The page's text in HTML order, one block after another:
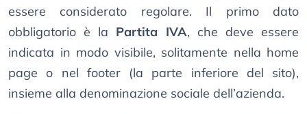
essere considerato regolare. Il primo dato
obbligatorio è la Partita IVA, che deve essere
indicata in modo visibile, solitamente nella home
page o nel footer (la parte inferiore del sito),
insieme alla denominazione sociale dell’azienda.